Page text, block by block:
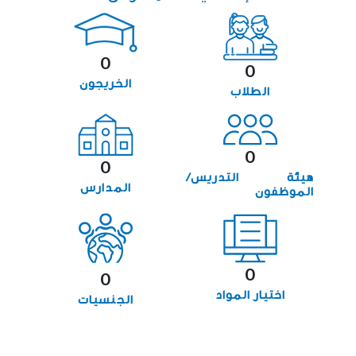
0
الطلاب
0
الخريجون
0
هيئة التدريس/
الموظفون
0
المدارس
0
اختيار المواد
0
الجنسيات